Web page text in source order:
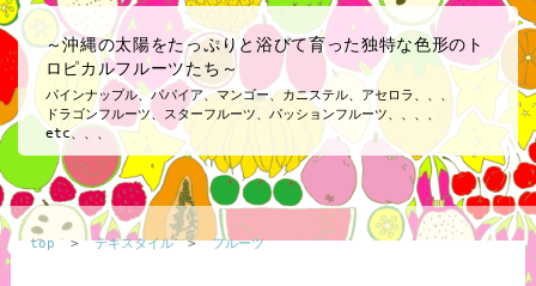
～沖縄の太陽をたっぷりと浴びて育った独特な色形のト
ロピカルフルーツたち～
パインナップル、パパイア、マンゴー、カニステル、アセロラ、、、
ドラゴンフルーツ、スターフルーツ、パッションフルーツ、、、、
etc、、、
top > テキスタイル > フルーツ